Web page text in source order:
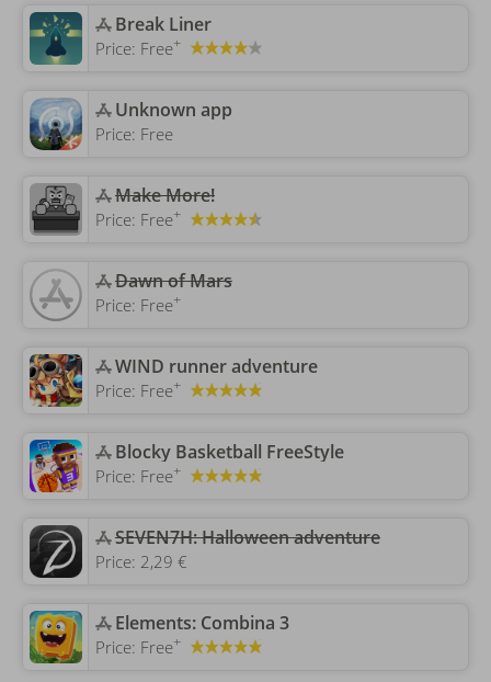
‎Break Liner
Price: Free+
Unknown app
Price: Free
Make More!
Price: Free+
‎Dawn of Mars
Price: Free+
‎WIND runner adventure
Price: Free+
‎Blocky Basketball FreeStyle
Price: Free+
SEVEN7H: Halloween adventure
Price: 2,29 €
‎Elements: Combina 3
Price: Free+